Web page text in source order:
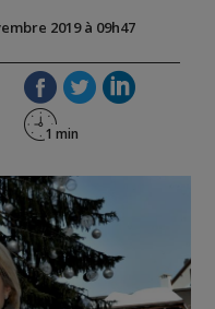
2019 à 09h47